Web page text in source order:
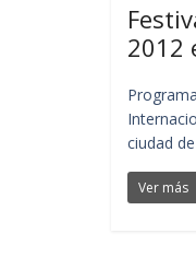
2012
ciudad de
Ver más